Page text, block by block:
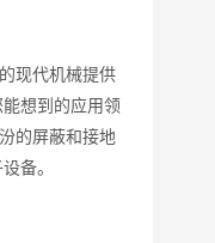
现代机械提供
想到的应用领
的屏蔽和接地
备。